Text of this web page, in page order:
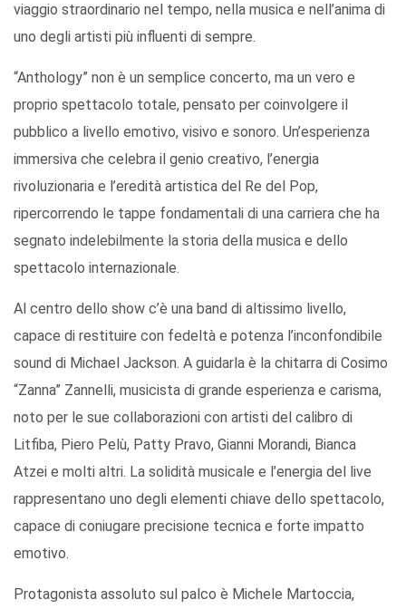
viaggio straordinario nel tempo, nella musica e nell’anima di
uno degli artisti più influenti di sempre.
“Anthology” non è un semplice concerto, ma un vero e
proprio spettacolo totale, pensato per coinvolgere il
pubblico a livello emotivo, visivo e sonoro. Un’esperienza
immersiva che celebra il genio creativo, l’energia
rivoluzionaria e l’eredità artistica del Re del Pop,
ripercorrendo le tappe fondamentali di una carriera che ha
segnato indelebilmente la storia della musica e dello
spettacolo internazionale.
Al centro dello show c’è una band di altissimo livello,
capace di restituire con fedeltà e potenza l’inconfondibile
sound di Michael Jackson. A guidarla è la chitarra di Cosimo
“Zanna” Zannelli, musicista di grande esperienza e carisma,
noto per le sue collaborazioni con artisti del calibro di
Litfiba, Piero Pelù, Patty Pravo, Gianni Morandi, Bianca
Atzei e molti altri. La solidità musicale e l’energia del live
rappresentano uno degli elementi chiave dello spettacolo,
capace di coniugare precisione tecnica e forte impatto
emotivo.
Protagonista assoluto sul palco è Michele Martoccia,